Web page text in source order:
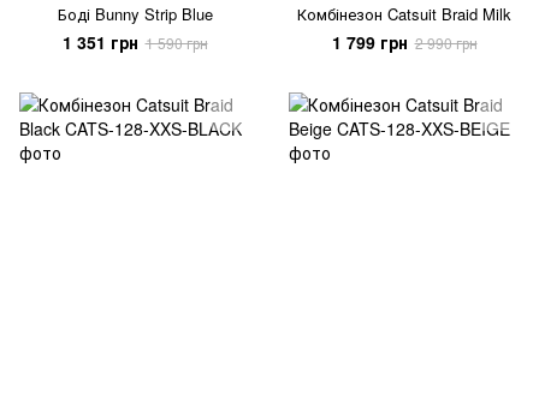
Боді Bunny Strip Blue
1 351 грн 1 590 грн
Комбінезон Catsuit Braid Milk
1 799 грн 2 990 грн